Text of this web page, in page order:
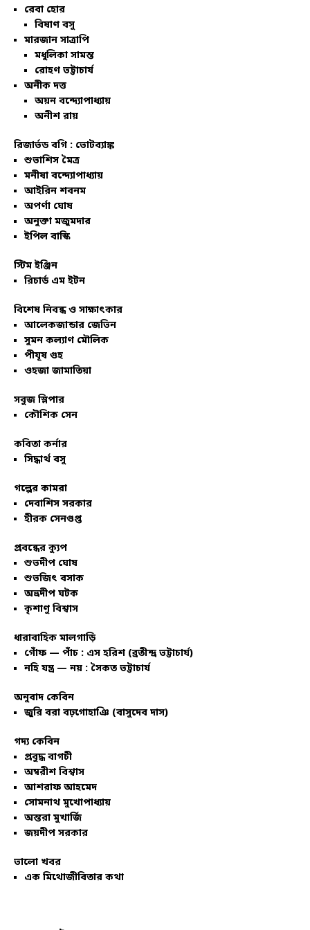
রেবা হোর
বিষাণ বসু
মারজান সাত্রাপি
মধুলিকা সামন্ত
রোহণ ভট্টাচার্য
অনীক দত্ত
অয়ন বন্দ্যোপাধ্যায়
অনীশ রায়
রিজার্ভড বগি : ভোটব্যাঙ্ক
শুভাশিস মৈত্র
মনীষা বন্দ্যোপাধ্যায়
আইরিন শবনম
অপর্ণা ঘোষ
অনুক্তা মজুমদার
ইপিল বাস্কি
স্টিম ইঞ্জিন
রিচার্ড এম ইটন
বিশেষ নিবন্ধ ও সাক্ষাৎকার
আলেকজান্ডার জেভিন
সুমন কল্যাণ মৌলিক
পীযূষ গুহ
ওহজা জামাতিয়া
সবুজ স্লিপার
কৌশিক সেন
কবিতা কর্নার
সিদ্ধার্থ বসু
গল্পের কামরা
দেবাশিস সরকার
হীরক সেনগুপ্ত
প্রবন্ধের ক্যুপ
শুভদীপ ঘোষ
শুভজিৎ বসাক
অভ্রদীপ ঘটক
কৃশাণু বিশ্বাস
ধারাবাহিক মালগাড়ি
গোঁফ — পাঁচ : এস হরিশ (ব্রতীন্দ্র ভট্টাচার্য)
নহি যন্ত্র — নয় : সৈকত ভট্টাচার্য
অনুবাদ কেবিন
জুরি বরা বঢ়গোহাঞি (বাসুদেব দাস)
গদ্য কেবিন
প্রবুদ্ধ বাগচী
অম্বরীশ বিশ্বাস
আশরাফ আহমেদ
সোমনাথ মুখোপাধ্যায়
অন্তরা মুখার্জি
জয়দীপ সরকার
ভালো খবর
এক মিথোজীবিতার কথা